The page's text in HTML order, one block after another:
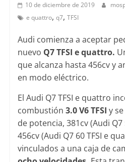
10 de diciembre de 2019
e quattro, q7, TFSI
Audi comienza a aceptar
nuevo Q7 TFSI e quattro.
que alcanza hasta 456cv y
en modo eléctrico.
El Audi Q7 TFSI e quattro
combustión 3.0 V6 TFSI y
de potencia, 381cv (Audi
456cv (Audi Q7 60 TFSI e
vinculados a una caja de